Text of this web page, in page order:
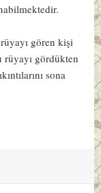
rüyayı gören kişi
rüyayı gördükten
sona